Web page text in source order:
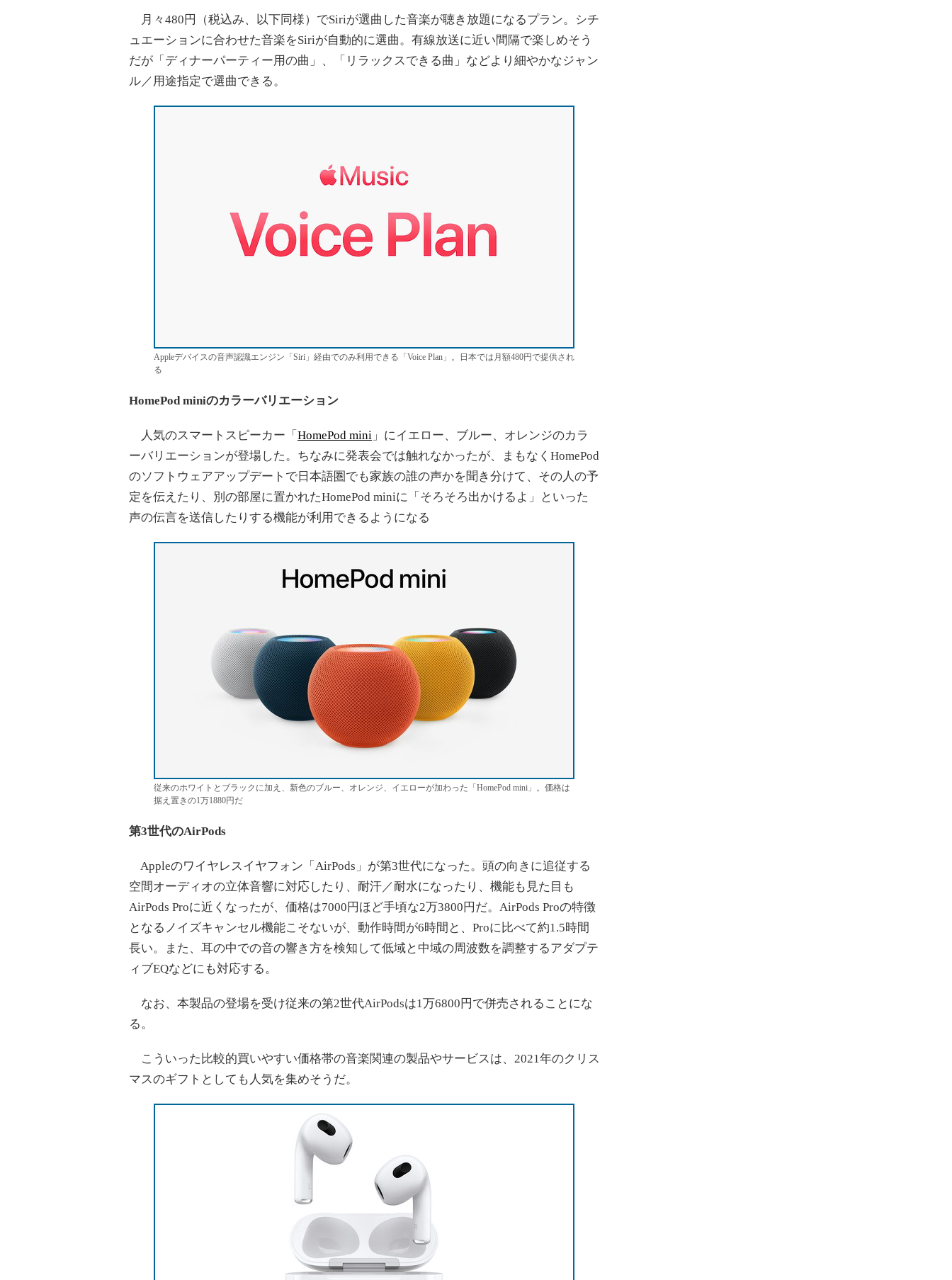
月々480円（税込み、以下同様）でSiriが選曲した音楽が聴き放題になるプラン。シチ
ュエーションに合わせた音楽をSiriが自動的に選曲。有線放送に近い間隔で楽しめそう
だが「ディナーパーティー用の曲」、「リラックスできる曲」などより細やかなジャン
ル／用途指定で選曲できる。
Appleデバイスの音声認識エンジン「Siri」経由でのみ利用できる「Voice Plan」。日本では月額480円で提供され
る
HomePod miniのカラーバリエーション
人気のスマートスピーカー「 HomePod mini 」にイエロー、ブルー、オレンジのカラ
ーバリエーションが登場した。ちなみに発表会では触れなかったが、まもなくHomePod
のソフトウェアアップデートで日本語圏でも家族の誰の声かを聞き分けて、その人の予
定を伝えたり、別の部屋に置かれたHomePod miniに「そろそろ出かけるよ」といった
声の伝言を送信したりする機能が利用できるようになる
従来のホワイトとブラックに加え、新色のブルー、オレンジ、イエローが加わった「HomePod mini」。価格は
据え置きの1万1880円だ
第3世代のAirPods
Appleのワイヤレスイヤフォン「AirPods」が第3世代になった。頭の向きに追従する
空間オーディオの立体音響に対応したり、耐汗／耐水になったり、機能も見た目も
AirPods Proに近くなったが、価格は7000円ほど手頃な2万3800円だ。AirPods Proの特徴
となるノイズキャンセル機能こそないが、動作時間が6時間と、Proに比べて約1.5時間
長い。また、耳の中での音の響き方を検知して低域と中域の周波数を調整するアダプテ
ィブEQなどにも対応する。
なお、本製品の登場を受け従来の第2世代AirPodsは1万6800円で併売されることにな
る。
こういった比較的買いやすい価格帯の音楽関連の製品やサービスは、2021年のクリス
マスのギフトとしても人気を集めそうだ。